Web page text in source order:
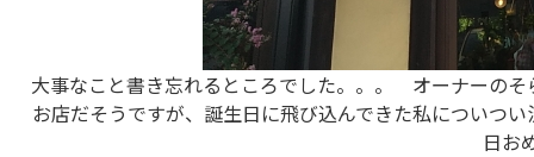
大事なこと書き忘れるところでした。。。 オーナーの
お店だそうですが、誕生日に飛び込んできた私につい
日お